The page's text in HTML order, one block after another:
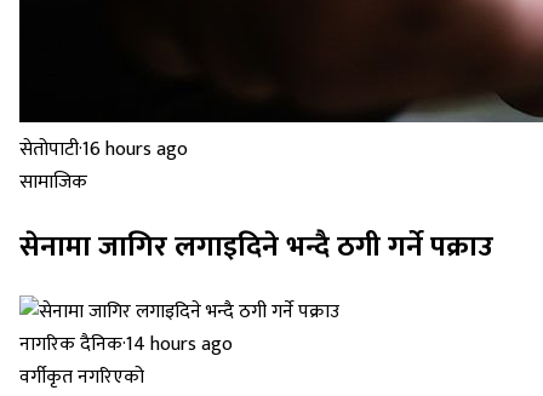
सेतोपाटी·16 hours ago
सामाजिक
सेनामा जागिर लगाइदिने भन्दै ठगी गर्ने पक्राउ
नागरिक दैनिक·14 hours ago
वर्गीकृत नगरिएको